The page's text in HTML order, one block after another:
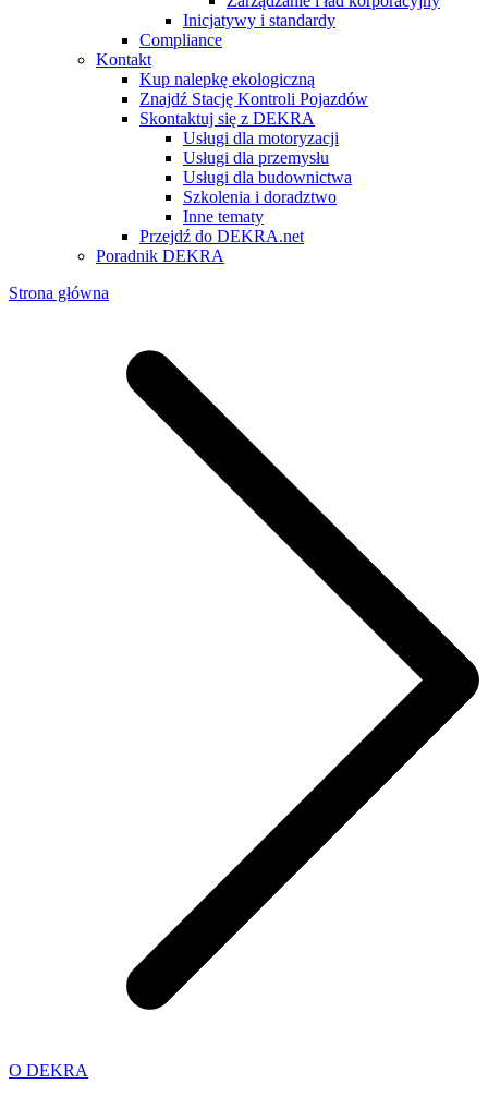
Inicjatywy i standardy
Compliance
Kontakt
Kup nalepkę ekologiczną
Znajdź Stację Kontroli Pojazdów
Skontaktuj się z DEKRA
Usługi dla motoryzacji
Usługi dla przemysłu
Usługi dla budownictwa
Szkolenia i doradztwo
Inne tematy
Przejdź do DEKRA.net
Poradnik DEKRA
Strona główna
O DEKRA